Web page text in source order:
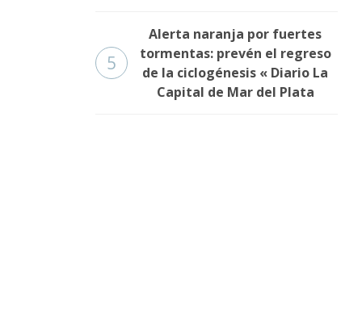
5
Alerta naranja por fuertes
tormentas: prevén el regreso
de la ciclogénesis « Diario La
Capital de Mar del Plata